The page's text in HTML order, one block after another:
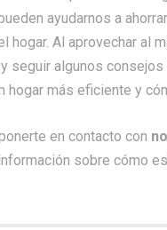
ayudarnos a
hogar. Al aprovechar al
seguir algunos
hogar más eficiente y
en contacto con
sobre cómo